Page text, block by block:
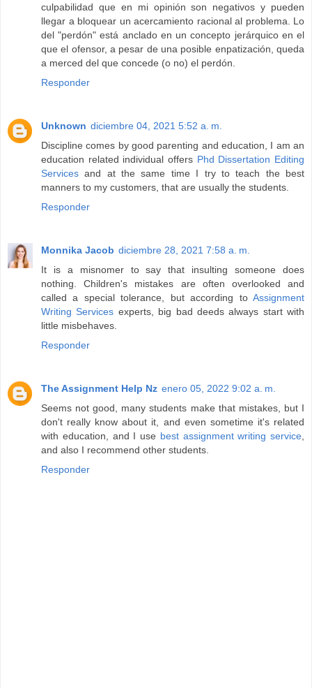
culpabilidad que en mi opinión son negativos y pueden
llegar a bloquear un acercamiento racional al problema. Lo
del "perdón" está anclado en un concepto jerárquico en el
que el ofensor, a pesar de una posible enpatización, queda
a merced del que concede (o no) el perdón.
Responder
Unknown diciembre 04, 2021 5:52 a. m.
Discipline comes by good parenting and education, I am an
education related individual offers Phd Dissertation Editing
Services and at the same time I try to teach the best
manners to my customers, that are usually the students.
Responder
Monnika Jacob diciembre 28, 2021 7:58 a. m.
It is a misnomer to say that insulting someone does
nothing. Children's mistakes are often overlooked and
called a special tolerance, but according to Assignment
Writing Services experts, big bad deeds always start with
little misbehaves.
Responder
The Assignment Help Nz enero 05, 2022 9:02 a. m.
Seems not good, many students make that mistakes, but I
don't really know about it, and even sometime it's related
with education, and I use best assignment writing service
and also I recommend other students.
Responder